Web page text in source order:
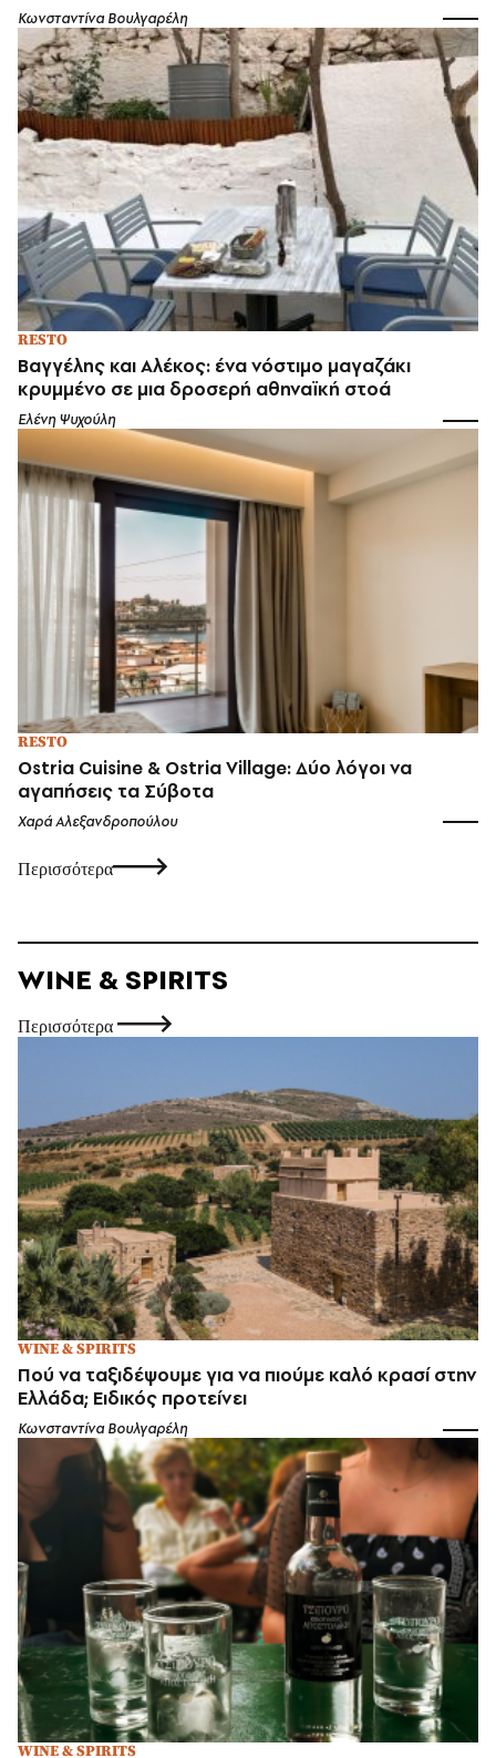
Κωνσταντίνα Βουλγαρέλη
RESTO
Βαγγέλης και Αλέκος: ένα νόστιμο μαγαζάκι
κρυμμένο σε μια δροσερή αθηναϊκή στοά
Ελένη Ψυχούλη
RESTO
Ostria Cuisine & Ostria Village: Δύο λόγοι να
αγαπήσεις τα Σύβοτα
Χαρά Αλεξανδροπούλου
Περισσότερα
WINE & SPIRITS
Περισσότερα
WINE & SPIRITS
Πού να ταξιδέψουμε για να πιούμε καλό κρασί στην
Ελλάδα; Ειδικός προτείνει
Κωνσταντίνα Βουλγαρέλη
WINE & SPIRITS